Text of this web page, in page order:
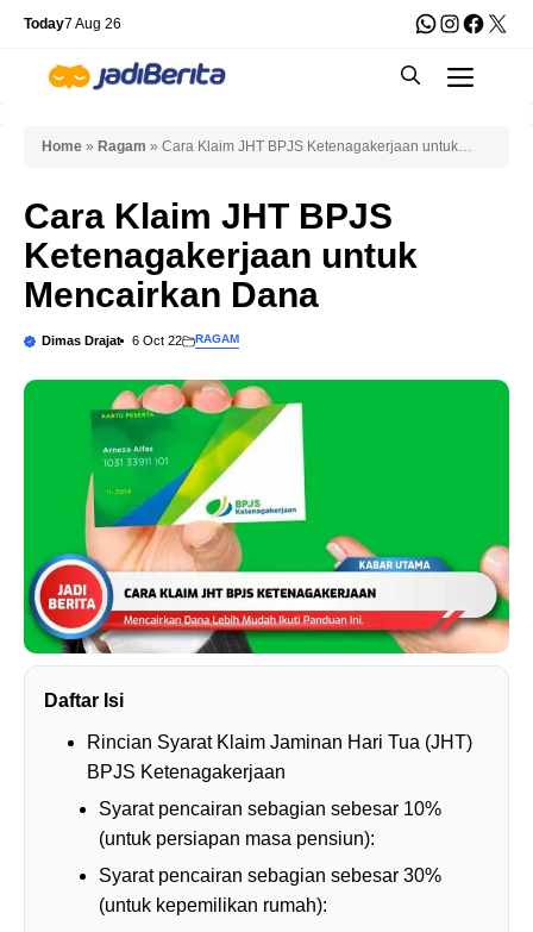
Skip
content
Today7 Aug 26 WhatsApp
X
Home » Ragam » Cara Klaim JHT BPJS Ketenagakerjaan untuk
Cara Klaim JHT BPJS
Ketenagakerjaan untuk
Mencairkan Dana
Dimas Drajat 6 Oct 22 RAGAM
Daftar Isi
Rincian Syarat Klaim Jaminan Hari Tua (JHT)
BPJS Ketenagakerjaan
Syarat pencairan sebagian sebesar 10%
(untuk persiapan masa pensiun):
Syarat pencairan sebagian sebesar 30%
(untuk kepemilikan rumah):